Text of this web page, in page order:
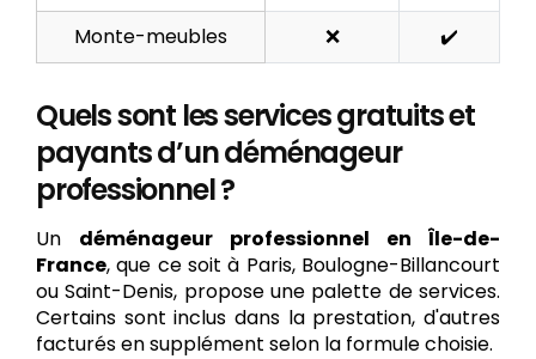
Monte-meubles ❌ ✔️
Quels sont les services gratuits et
payants d’un déménageur
professionnel ?
Un déménageur professionnel en Île-de-
France, que ce soit à Paris, Boulogne-Billancourt
ou Saint-Denis, propose une palette de services.
Certains sont inclus dans la prestation, d'autres
facturés en supplément selon la formule choisie.